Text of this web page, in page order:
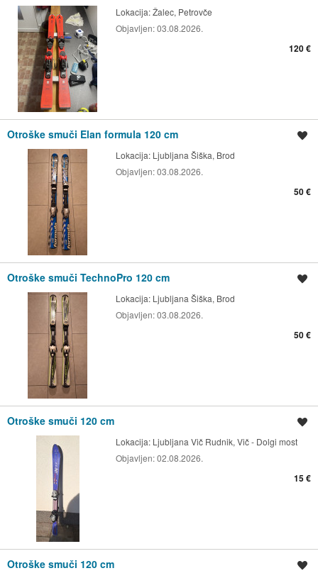
Lokacija:Žalec, Petrovče
Objavljen:03.08.2026.
120 €
Otroške smuči Elan formula 120 cm
Lokacija: Ljubljana Šiška, Brod
Objavljen:03.08.2026.
50 €
Otroške smuči TechnoPro 120 cm
Lokacija: Ljubljana Šiška, Brod
Objavljen:03.08.2026.
50 €
Otroške smuči 120 cm
Lokacija: Ljubljana Vič Rudnik, Vič - Dolgi most
Objavljen:02.08.2026.
15 €
Otroške smuči 120 cm